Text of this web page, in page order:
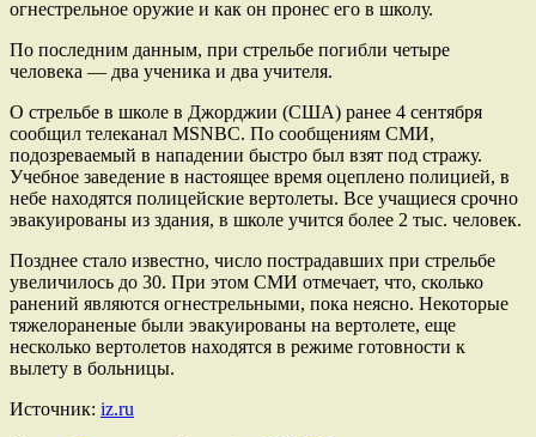
огнестрельное оружие и как он пронес его в школу.
По последним данным, при стрельбе погибли четыре
человека — два ученика и два учителя.
О стрельбе в школе в Джорджии (США) ранее 4 сентября
сообщил телеканал MSNBC. По сообщениям СМИ,
подозреваемый в нападении быстро был взят под стражу.
Учебное заведение в настоящее время оцеплено полицией, в
небе находятся полицейские вертолеты. Все учащиеся срочно
эвакуированы из здания, в школе учится более 2 тыс. человек.
Позднее стало известно, число пострадавших при стрельбе
увеличилось до 30. При этом СМИ отмечает, что, сколько
ранений являются огнестрельными, пока неясно. Некоторые
тяжелораненые были эвакуированы на вертолете, еще
несколько вертолетов находятся в режиме готовности к
вылету в больницы.
Источник: iz.ru